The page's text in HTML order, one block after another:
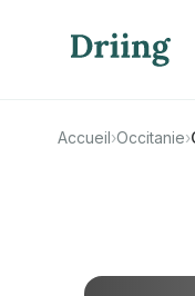
Accueil›Occitanie›